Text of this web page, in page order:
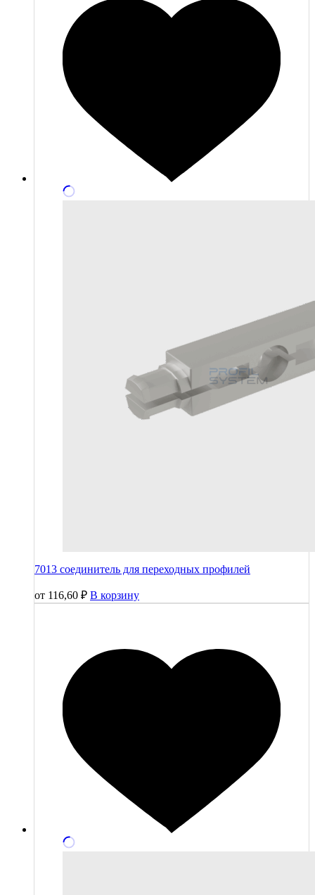
7013 соединитель для переходных профилей
от 116,60 ₽ В корзину